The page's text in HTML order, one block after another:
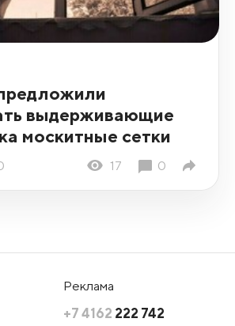
выдерживающие
москитные сетки
17 0
Реклама
+7 4162 222 742